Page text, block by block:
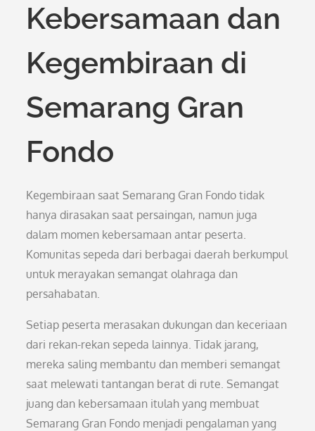
Kebersamaan dan
Kegembiraan di
Semarang Gran
Fondo
Kegembiraan saat Semarang Gran Fondo tidak
hanya dirasakan saat persaingan, namun juga
dalam momen kebersamaan antar peserta.
Komunitas sepeda dari berbagai daerah berkumpul
untuk merayakan semangat olahraga dan
persahabatan.
Setiap peserta merasakan dukungan dan keceriaan
dari rekan-rekan sepeda lainnya. Tidak jarang,
mereka saling membantu dan memberi semangat
saat melewati tantangan berat di rute. Semangat
juang dan kebersamaan itulah yang membuat
Semarang Gran Fondo menjadi pengalaman yang